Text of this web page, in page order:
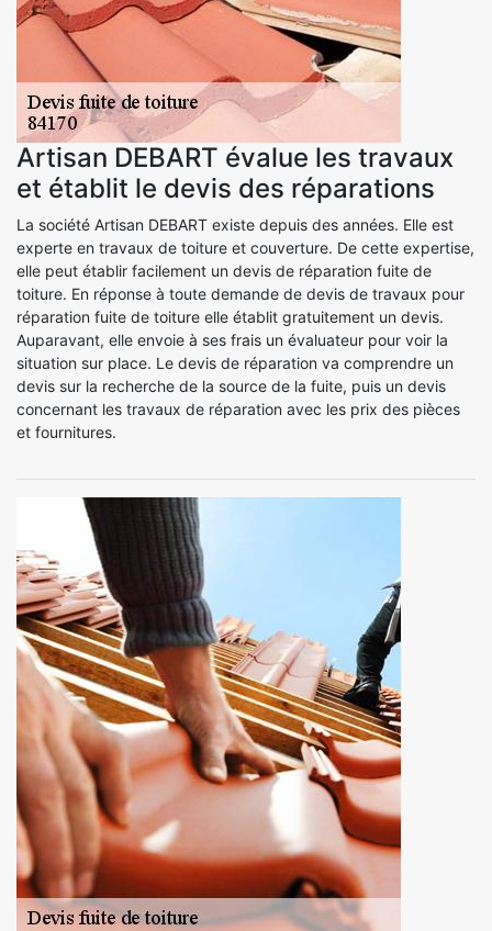
Artisan DEBART évalue les travaux
et établit le devis des réparations
La société Artisan DEBART existe depuis des années. Elle est
experte en travaux de toiture et couverture. De cette expertise,
elle peut établir facilement un devis de réparation fuite de
toiture. En réponse à toute demande de devis de travaux pour
réparation fuite de toiture elle établit gratuitement un devis.
Auparavant, elle envoie à ses frais un évaluateur pour voir la
situation sur place. Le devis de réparation va comprendre un
devis sur la recherche de la source de la fuite, puis un devis
concernant les travaux de réparation avec les prix des pièces
et fournitures.